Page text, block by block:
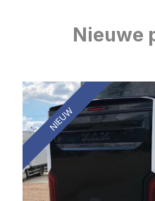
Nieuwe
NIEUW